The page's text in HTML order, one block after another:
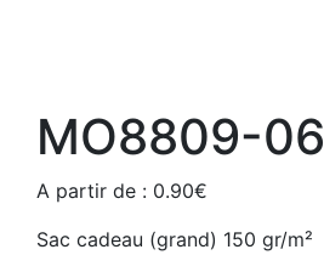
MO8809-06
A partir de : 0.90€
Sac cadeau (grand) 150 gr/m²